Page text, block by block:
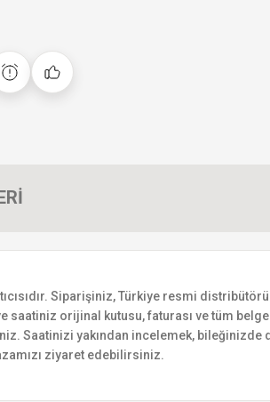
Siparişiniz, Türkiye resmi
saatiniz orijinal kutusu, faturası ve tüm
Saatinizi yakından incelemek, bileğinizde
ziyaret edebilirsiniz.